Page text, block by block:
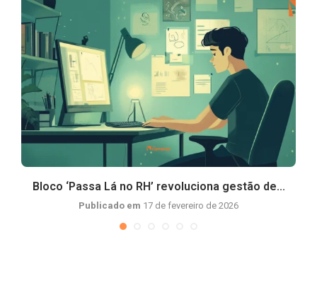
Bloco ‘Passa Lá no RH’ revoluciona gestão de...
Publicado em 17 de fevereiro de 2026